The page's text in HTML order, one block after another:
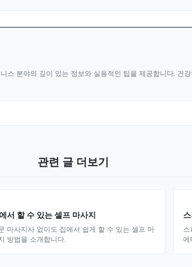
스 분야의 깊이 있는 정보와 실용적인 팁을 제공합니다. 건
관련 글 더보기
서 할 수 있는 셀프 마사지
마사지사 없이도 집에서 쉽게 할 수 있는 셀프 마
방법을 소개합니다.
에